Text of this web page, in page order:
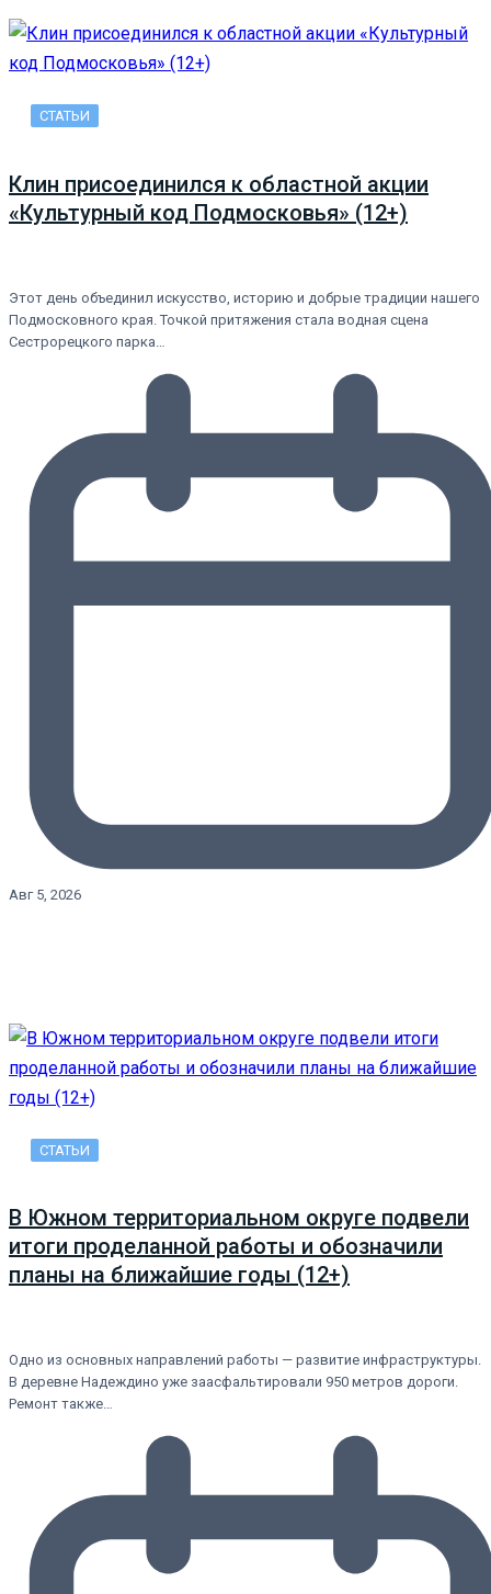
СТАТЬИ
Клин присоединился к областной акции
«Культурный код Подмосковья» (12+)
Этот день объединил искусство, историю и добрые традиции нашего
Подмосковного края. Точкой притяжения стала водная сцена
Сестрорецкого парка…
Авг 5, 2026
СТАТЬИ
В Южном территориальном округе подвели
итоги проделанной работы и обозначили
планы на ближайшие годы (12+)
Одно из основных направлений работы — развитие инфраструктуры.
В деревне Надеждино уже заасфальтировали 950 метров дороги.
Ремонт также…